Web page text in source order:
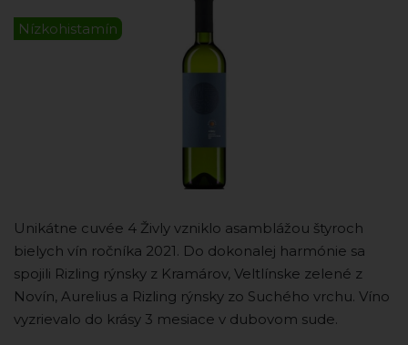
Nízkohistamín
Unikátne cuvée 4 Živly vzniklo asamblážou štyroch
bielych vín ročníka 2021. Do dokonalej harmónie sa
spojili Rizling rýnsky z Kramárov, Veltlínske zelené z
Novín, Aurelius a Rizling rýnsky zo Suchého vrchu. Víno
vyzrievalo do krásy 3 mesiace v dubovom sude.